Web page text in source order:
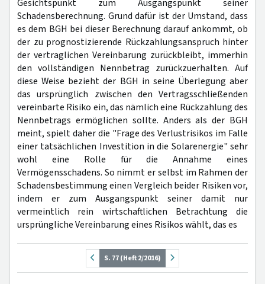
Gesichtspunkt zum Ausgangspunkt seiner
Schadensberechnung. Grund dafür ist der Umstand, dass
es dem BGH bei dieser Berechnung darauf ankommt, ob
der zu prognostizierende Rückzahlungsanspruch hinter
der vertraglichen Vereinbarung zurückbleibt, immerhin
den vollständigen Nennbetrag zurückzuerhalten. Auf
diese Weise bezieht der BGH in seine Überlegung aber
das ursprünglich zwischen den Vertragsschließenden
vereinbarte Risiko ein, das nämlich eine Rückzahlung des
Nennbetrags ermöglichen sollte. Anders als der BGH
meint, spielt daher die "Frage des Verlustrisikos im Falle
einer tatsächlichen Investition in die Solarenergie" sehr
wohl eine Rolle für die Annahme eines
Vermögensschadens. So nimmt er selbst im Rahmen der
Schadensbestimmung einen Vergleich beider Risiken vor,
indem er zum Ausgangspunkt seiner damit nur
vermeintlich rein wirtschaftlichen Betrachtung die
ursprüngliche Vereinbarung eines Risikos wählt, das es
S. 77 (Heft 2/2016)